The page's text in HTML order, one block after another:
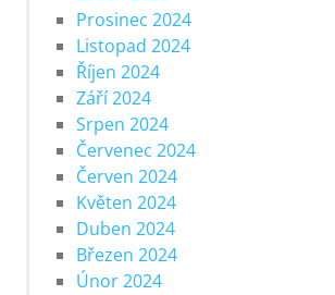
Prosinec 2024
Listopad 2024
Říjen 2024
Září 2024
Srpen 2024
Červenec 2024
Červen 2024
Květen 2024
Duben 2024
Březen 2024
Únor 2024